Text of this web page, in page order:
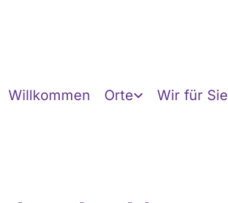
Willkommen Orte Wir für Sie